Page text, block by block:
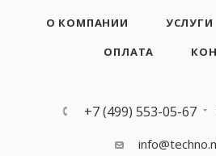
О КОМПАНИИ УСЛУГИ
ОПЛАТА
+7 (499) 553-05-67